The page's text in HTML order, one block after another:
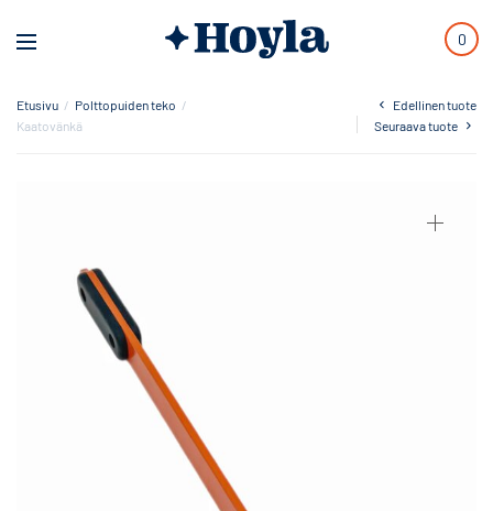
0
Etusivu / Polttopuiden teko /
Kaatovänkä
Edellinen tuote
Seuraava tuote